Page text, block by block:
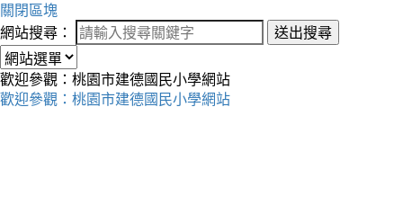
關閉區塊
網站搜尋：
送出搜尋
歡迎參觀：桃園市建德國民小學網站
歡迎參觀：桃園市建德國民小學網站